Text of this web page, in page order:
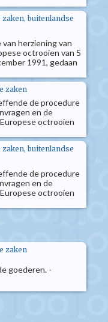
buitenlandse
herziening van
octrooien van 5
1991, gedaan
zaken
de procedure
en de
octrooien
buitenlandse
de procedure
en de
octrooien
zaken
goederen. -